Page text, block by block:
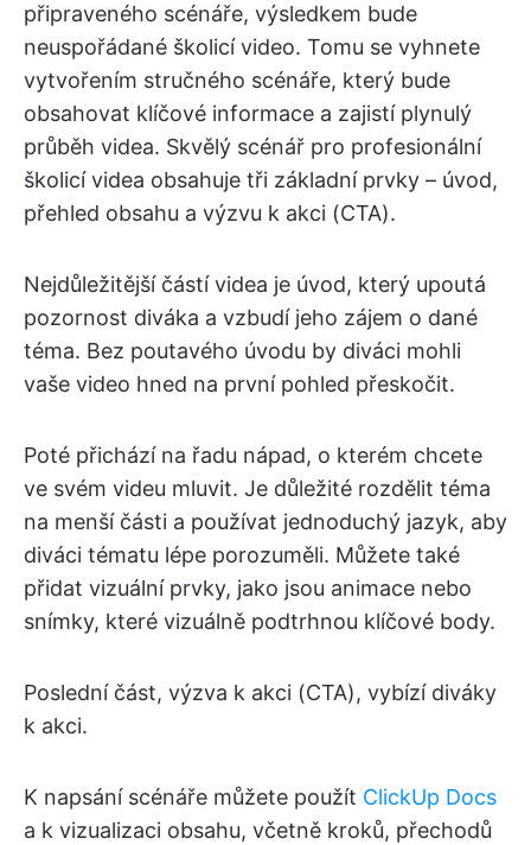
připraveného scénáře, výsledkem bude
neuspořádané školicí video. Tomu se vyhnete
vytvořením stručného scénáře, který bude
obsahovat klíčové informace a zajistí plynulý
průběh videa. Skvělý scénář pro profesionální
školicí videa obsahuje tři základní prvky – úvod,
přehled obsahu a výzvu k akci (CTA).
Nejdůležitější částí videa je úvod, který upoutá
pozornost diváka a vzbudí jeho zájem o dané
téma. Bez poutavého úvodu by diváci mohli
vaše video hned na první pohled přeskočit.
Poté přichází na řadu nápad, o kterém chcete
ve svém videu mluvit. Je důležité rozdělit téma
na menší části a používat jednoduchý jazyk, aby
diváci tématu lépe porozuměli. Můžete také
přidat vizuální prvky, jako jsou animace nebo
snímky, které vizuálně podtrhnou klíčové body.
Poslední část, výzva k akci (CTA), vybízí diváky
k akci.
K napsání scénáře můžete použít ClickUp Docs
a k vizualizaci obsahu, včetně kroků, přechodů